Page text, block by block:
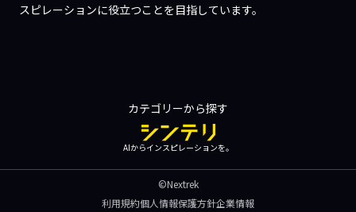
スピレーションに役立つことを目指しています。
カテゴリーから探す
AIからインスピレーションを。
©Nextrek
利用規約個人情報保護方針企業情報